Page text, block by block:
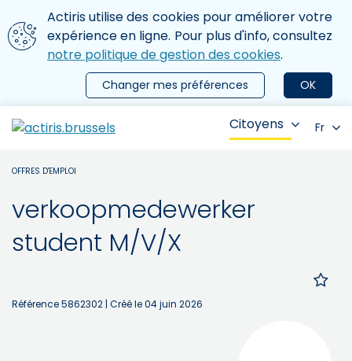
Aller au contenu principal
Nous utilisons des cookies
Actiris utilise des cookies pour améliorer votre
expérience en ligne. Pour plus d'info, consultez
notre politique de gestion des cookies.
OK
Changer mes préférences
le menu
Citoyens Fr
OFFRES D'EMPLOI
verkoopmedewerker
student M/V/X
Référence 5862302 | Créé le 04 juin 2026